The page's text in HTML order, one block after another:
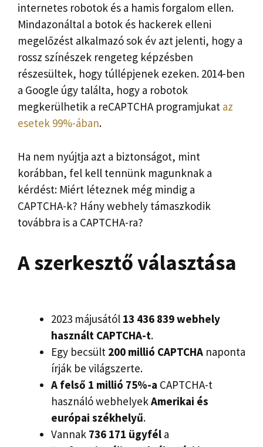
internetes robotok és a hamis forgalom ellen.
Mindazonáltal a botok és hackerek elleni
megelőzést alkalmazó sok év azt jelenti, hogy a
rossz színészek rengeteg képzésben
részesültek, hogy túllépjenek ezeken. 2014-ben
a Google úgy találta, hogy a robotok
megkerülhetik a reCAPTCHA programjukat az
esetek 99%-ában.
Ha nem nyújtja azt a biztonságot, mint
korábban, fel kell tennünk magunknak a
kérdést: Miért léteznek még mindig a
CAPTCHA-k? Hány webhely támaszkodik
továbbra is a CAPTCHA-ra?
A szerkesztő választása
2023 májusától 13 436 839 webhely
használt CAPTCHA-t.
Egy becsült 200 millió CAPTCHA naponta
írják be világszerte.
A felső 1 millió 75%-a CAPTCHA-t
használó webhelyekAmerikai és
európai székhelyű.
Vannak 736 171 ügyfél a